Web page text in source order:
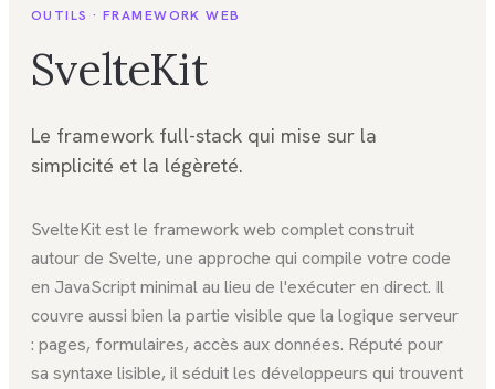
OUTILS · FRAMEWORK WEB
SvelteKit
Le framework full-stack qui mise sur la
simplicité et la légèreté.
SvelteKit est le framework web complet construit
autour de Svelte, une approche qui compile votre code
en JavaScript minimal au lieu de l'exécuter en direct. Il
couvre aussi bien la partie visible que la logique serveur
: pages, formulaires, accès aux données. Réputé pour
sa syntaxe lisible, il séduit les développeurs qui trouvent